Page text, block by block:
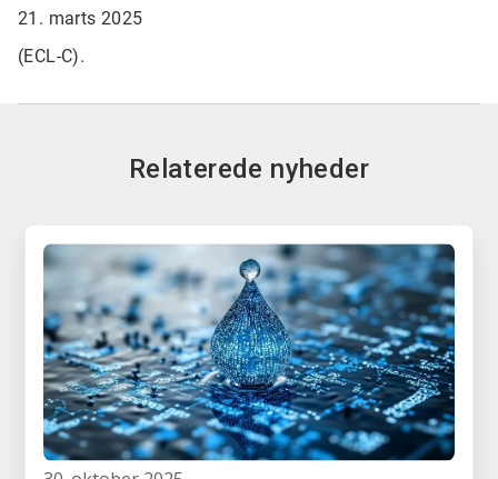
21. marts 2025
(ECL-C).
Relaterede nyheder